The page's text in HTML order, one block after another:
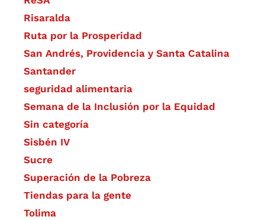
Risaralda
Ruta por la Prosperidad
San Andrés, Providencia y Santa Catalina
Santander
seguridad alimentaria
Semana de la Inclusión por la Equidad
Sin categoría
Sisbén IV
Sucre
Superación de la Pobreza
Tiendas para la gente
Tolima